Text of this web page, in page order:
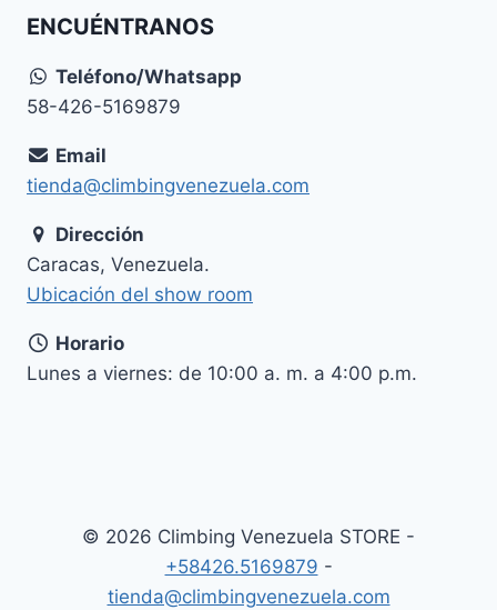
ENCUÉNTRANOS
Teléfono/Whatsapp
58-426-5169879
Email
tienda@climbingvenezuela.com
Dirección
Caracas, Venezuela.
Ubicación del show room
Horario
Lunes a viernes: de 10:00 a. m. a 4:00 p.m.
© 2026 Climbing Venezuela STORE -
+58426.5169879 -
tienda@climbingvenezuela.com